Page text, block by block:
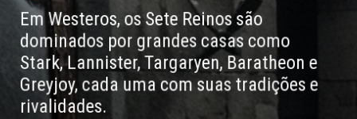
Em Westeros, os Sete Reinos são
dominados por grandes casas como
Stark, Lannister, Targaryen, Baratheon e
Greyjoy, cada uma com suas tradições e
rivalidades.